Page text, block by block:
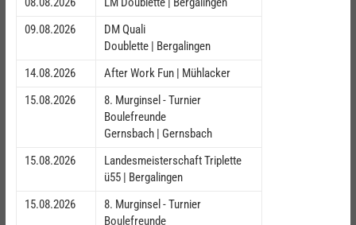
09.08.2026
DM Quali
Doublette | Bergalingen
14.08.2026
After Work Fun | Mühlacker
15.08.2026
8. Murginsel - Turnier
Boulefreunde
Gernsbach | Gernsbach
15.08.2026
Landesmeisterschaft Triplette
ü55 | Bergalingen
15.08.2026
8. Murginsel - Turnier
Boulefreunde